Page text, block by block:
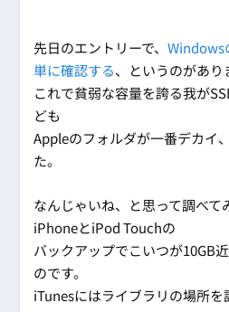
先日のエントリーで、Windows
単に確認する、というのがあり
これで貧弱な容量を誇る我が
ども
Appleのフォルダが一番デカイ
た。
なんじゃいね、と思って調べて
iPhoneとiPod Touchの
バックアップでこいつが10GB
のです。
iTunesにはライブラリの場所